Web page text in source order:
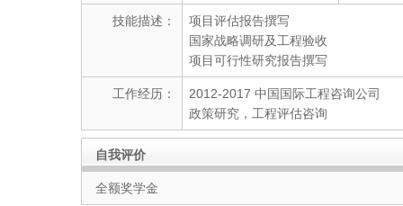
技能描述：
项目评估报告撰写
国家战略调研及工程验收
项目可行性研究报告撰写
工作经历：
2012-2017 中国国际工程咨询公司
政策研究，工程评估咨询
自我评价
全额奖学金